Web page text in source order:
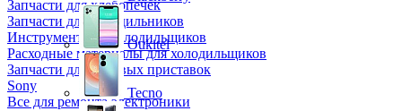
Запчасти для хлебопечек
Запчасти для холодильников
Инструмент для холодильщиков
Расходные материалы для холодильщиков
Запчасти для игровых приставок
Sony
Все для ремонта электроники
Oukitel
Tecno